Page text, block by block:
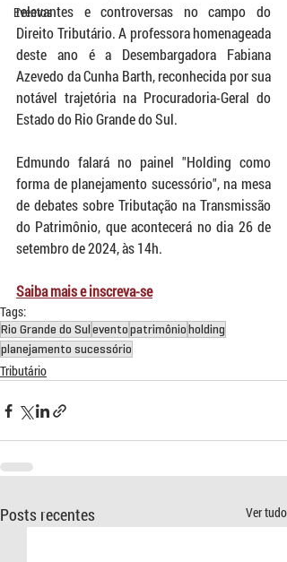
Eventos
relevantes e controversas no campo do
Direito Tributário. A professora homenageada
deste ano é a Desembargadora Fabiana
Azevedo da Cunha Barth, reconhecida por sua
notável trajetória na Procuradoria-Geral do
Estado do Rio Grande do Sul.
Edmundo falará no painel "Holding como
forma de planejamento sucessório", na mesa
de debates sobre Tributação na Transmissão
do Patrimônio, que acontecerá no dia 26 de
setembro de 2024, às 14h.
Saiba mais e inscreva-se
Tags:
Rio Grande do Suleventopatrimônioholding
planejamento sucessório
Tributário
Posts recentes Ver tudo